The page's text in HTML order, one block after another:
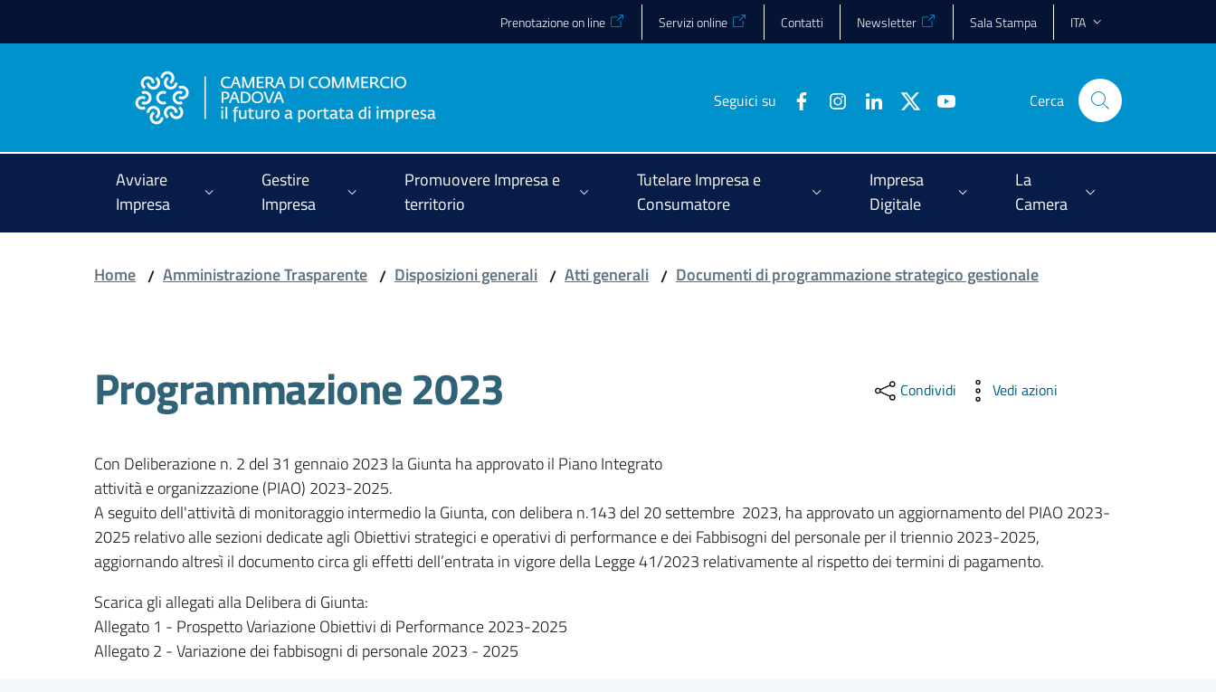
Prenotazione on line Servizi online Contatti Newsletter Sala Stampa ITA
Seguici su Cerca
Avviare
Impresa
Gestire
Impresa
Promuovere Impresa e
territorio
Tutelare Impresa e
Consumatore
Impresa
Digitale
La
Camera
Home / Amministrazione Trasparente / Disposizioni generali / Atti generali / Documenti di programmazione strategico gestionale
Programmazione 2023 Condividi Vedi azioni
Con Deliberazione n. 2 del 31 gennaio 2023 la Giunta ha approvato il Piano Integrato
attività e organizzazione (PIAO) 2023-2025.
A seguito dell'attività di monitoraggio intermedio la Giunta, con delibera n.143 del 20 settembre 2023, ha approvato un aggiornamento del PIAO 2023-
2025 relativo alle sezioni dedicate agli Obiettivi strategici e operativi di performance e dei Fabbisogni del personale per il triennio 2023-2025,
aggiornando altresì il documento circa gli effetti dell’entrata in vigore della Legge 41/2023 relativamente al rispetto dei termini di pagamento.
Scarica gli allegati alla Delibera di Giunta:
Allegato 1 - Prospetto Variazione Obiettivi di Performance 2023-2025
Allegato 2 - Variazione dei fabbisogni di personale 2023 - 2025